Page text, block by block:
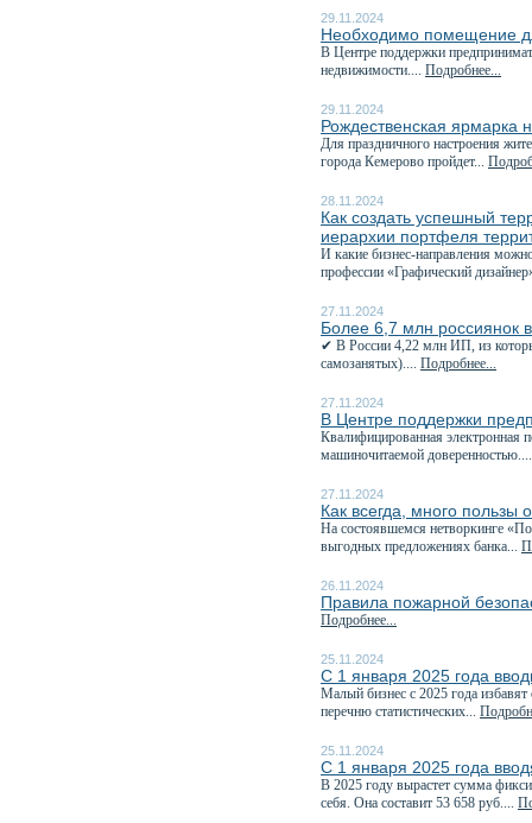
29.11.2024
Необходимо помещение
В Центре поддержки
недвижимости.... Подробнее...
29.11.2024
Рождественская ярмарка
Для праздничного настроения
города Кемерово пройдет...
28.11.2024
Как создать успешный
иерархии портфеля
И какие бизнес-направления
профессии «Графический
27.11.2024
Более 6,7 млн россиянок
✔ В России 4,22 млн ИП, из
самозанятых).... Подробнее...
27.11.2024
В Центре поддержки
Квалифицированная электронная
машиночитаемой
27.11.2024
Как всегда, много пользы
На состоявшемся нетворкинге
выгодных предложениях банка...
26.11.2024
Правила пожарной
Подробнее...
25.11.2024
С 1 января 2025 года
Малый бизнес с 2025 года избавят
перечню статистических...
25.11.2024
С 1 января 2025 года
В 2025 году вырастет сумма
себя. Она составит 53 658 руб....